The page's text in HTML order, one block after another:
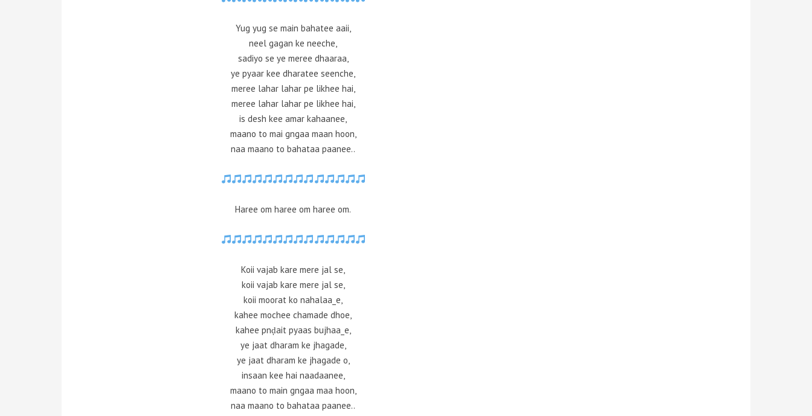
Yug yug se main bahatee aaii,
neel gagan ke neeche,
sadiyo se ye meree dhaaraa,
ye pyaar kee dharatee seenche,
meree lahar lahar pe likhee hai,
meree lahar lahar pe likhee hai,
is desh kee amar kahaanee,
maano to mai gngaa maan hoon,
naa maano to bahataa paanee..
Haree om haree om haree om.
Koii vajab kare mere jal se,
koii vajab kare mere jal se,
koii moorat ko nahalaa_e,
kahee mochee chamade dhoe,
kahee pnḍait pyaas bujhaa_e,
ye jaat dharam ke jhagade,
ye jaat dharam ke jhagade o,
insaan kee hai naadaanee,
maano to main gngaa maa hoon,
naa maano to bahataa paanee..